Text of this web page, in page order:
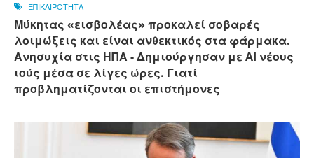
ΕΠΙΚΑΙΡΟΤΗΤΑ
Μύκητας «εισβολέας» προκαλεί σοβαρές
λοιμώξεις και είναι ανθεκτικός στα φάρμακα.
Ανησυχία στις ΗΠΑ - Δημιούργησαν με AI νέους
ιούς μέσα σε λίγες ώρες. Γιατί
προβληματίζονται οι επιστήμονες